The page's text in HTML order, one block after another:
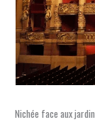
Nichée face aux